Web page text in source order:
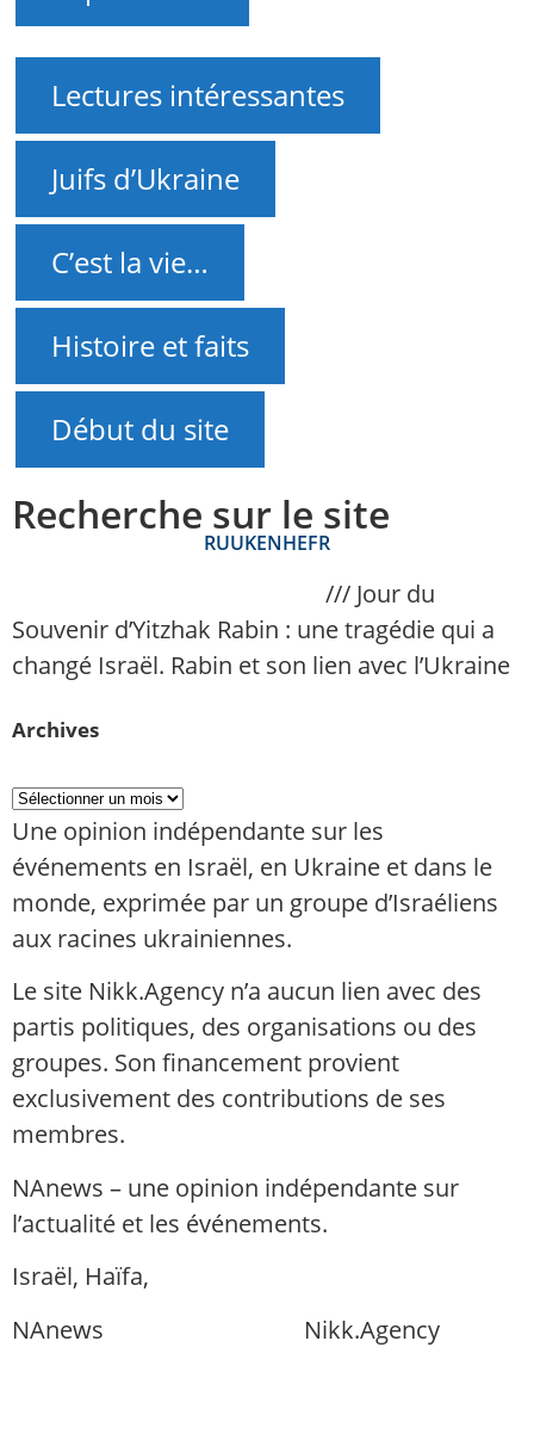
Lectures intéressantes
Juifs d’Ukraine
C’est la vie…
Histoire et faits
Début du site
Recherche sur le site
RUUKENHEFR
/// Jour du
Souvenir d’Yitzhak Rabin : une tragédie qui a
changé Israël. Rabin et son lien avec l’Ukraine
Archives
Une opinion indépendante sur les
événements en Israël, en Ukraine et dans le
monde, exprimée par un groupe d’Israéliens
aux racines ukrainiennes.
Le site Nikk.Agency n’a aucun lien avec des
partis politiques, des organisations ou des
groupes. Son financement provient
exclusivement des contributions de ses
membres.
NAnews – une opinion indépendante sur
l’actualité et les événements.
Israël, Haïfa,
NAnews
Nikk.Agency